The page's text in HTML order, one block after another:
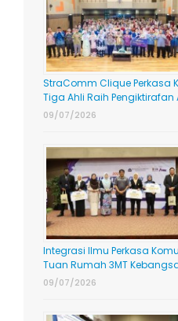
StraComm Clique Perkasa
Tiga Ahli Raih Pengiktirafan
09/07/2026
Integrasi Ilmu Perkasa
Tuan Rumah 3MT
09/07/2026